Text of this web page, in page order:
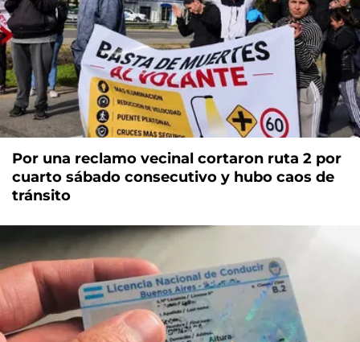
Por una reclamo vecinal cortaron ruta 2 por
cuarto sábado consecutivo y hubo caos de
tránsito